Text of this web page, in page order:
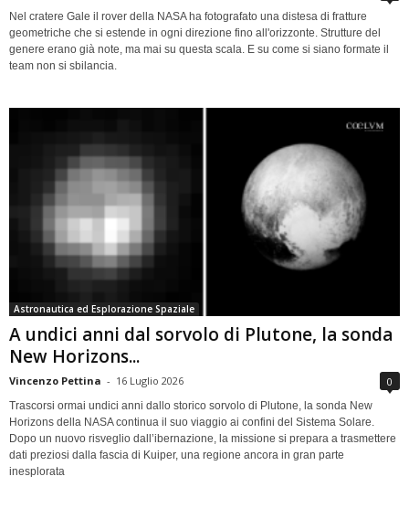
Nel cratere Gale il rover della NASA ha fotografato una distesa di fratture
geometriche che si estende in ogni direzione fino all'orizzonte. Strutture del
genere erano già note, ma mai su questa scala. E su come si siano formate il
team non si sbilancia.
Astronautica ed Esplorazione Spaziale
A undici anni dal sorvolo di Plutone, la sonda
New Horizons...
Vincenzo Pettina - 16 Luglio 2026 0
Trascorsi ormai undici anni dallo storico sorvolo di Plutone, la sonda New
Horizons della NASA continua il suo viaggio ai confini del Sistema Solare.
Dopo un nuovo risveglio dall’ibernazione, la missione si prepara a trasmettere
dati preziosi dalla fascia di Kuiper, una regione ancora in gran parte
inesplorata